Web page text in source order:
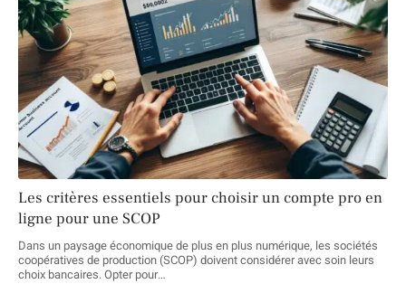
Les critères essentiels pour choisir un compte pro en
ligne pour une SCOP
Dans un paysage économique de plus en plus numérique, les sociétés
coopératives de production (SCOP) doivent considérer avec soin leurs
choix bancaires. Opter pour…